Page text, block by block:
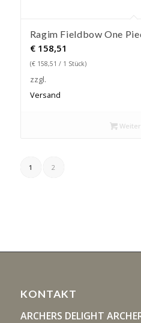
Ragim Fieldbow One
€158,51
(€158,51 / 1 Stück)
zzgl.
Versand
1 2
KONTAKT
ARCHERS DELIGHT